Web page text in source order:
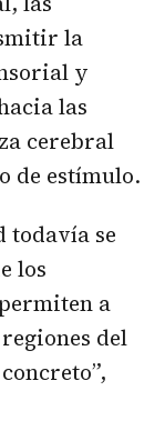
la
y
las
cerebral
de estímulo.
todavía se
los
a
del